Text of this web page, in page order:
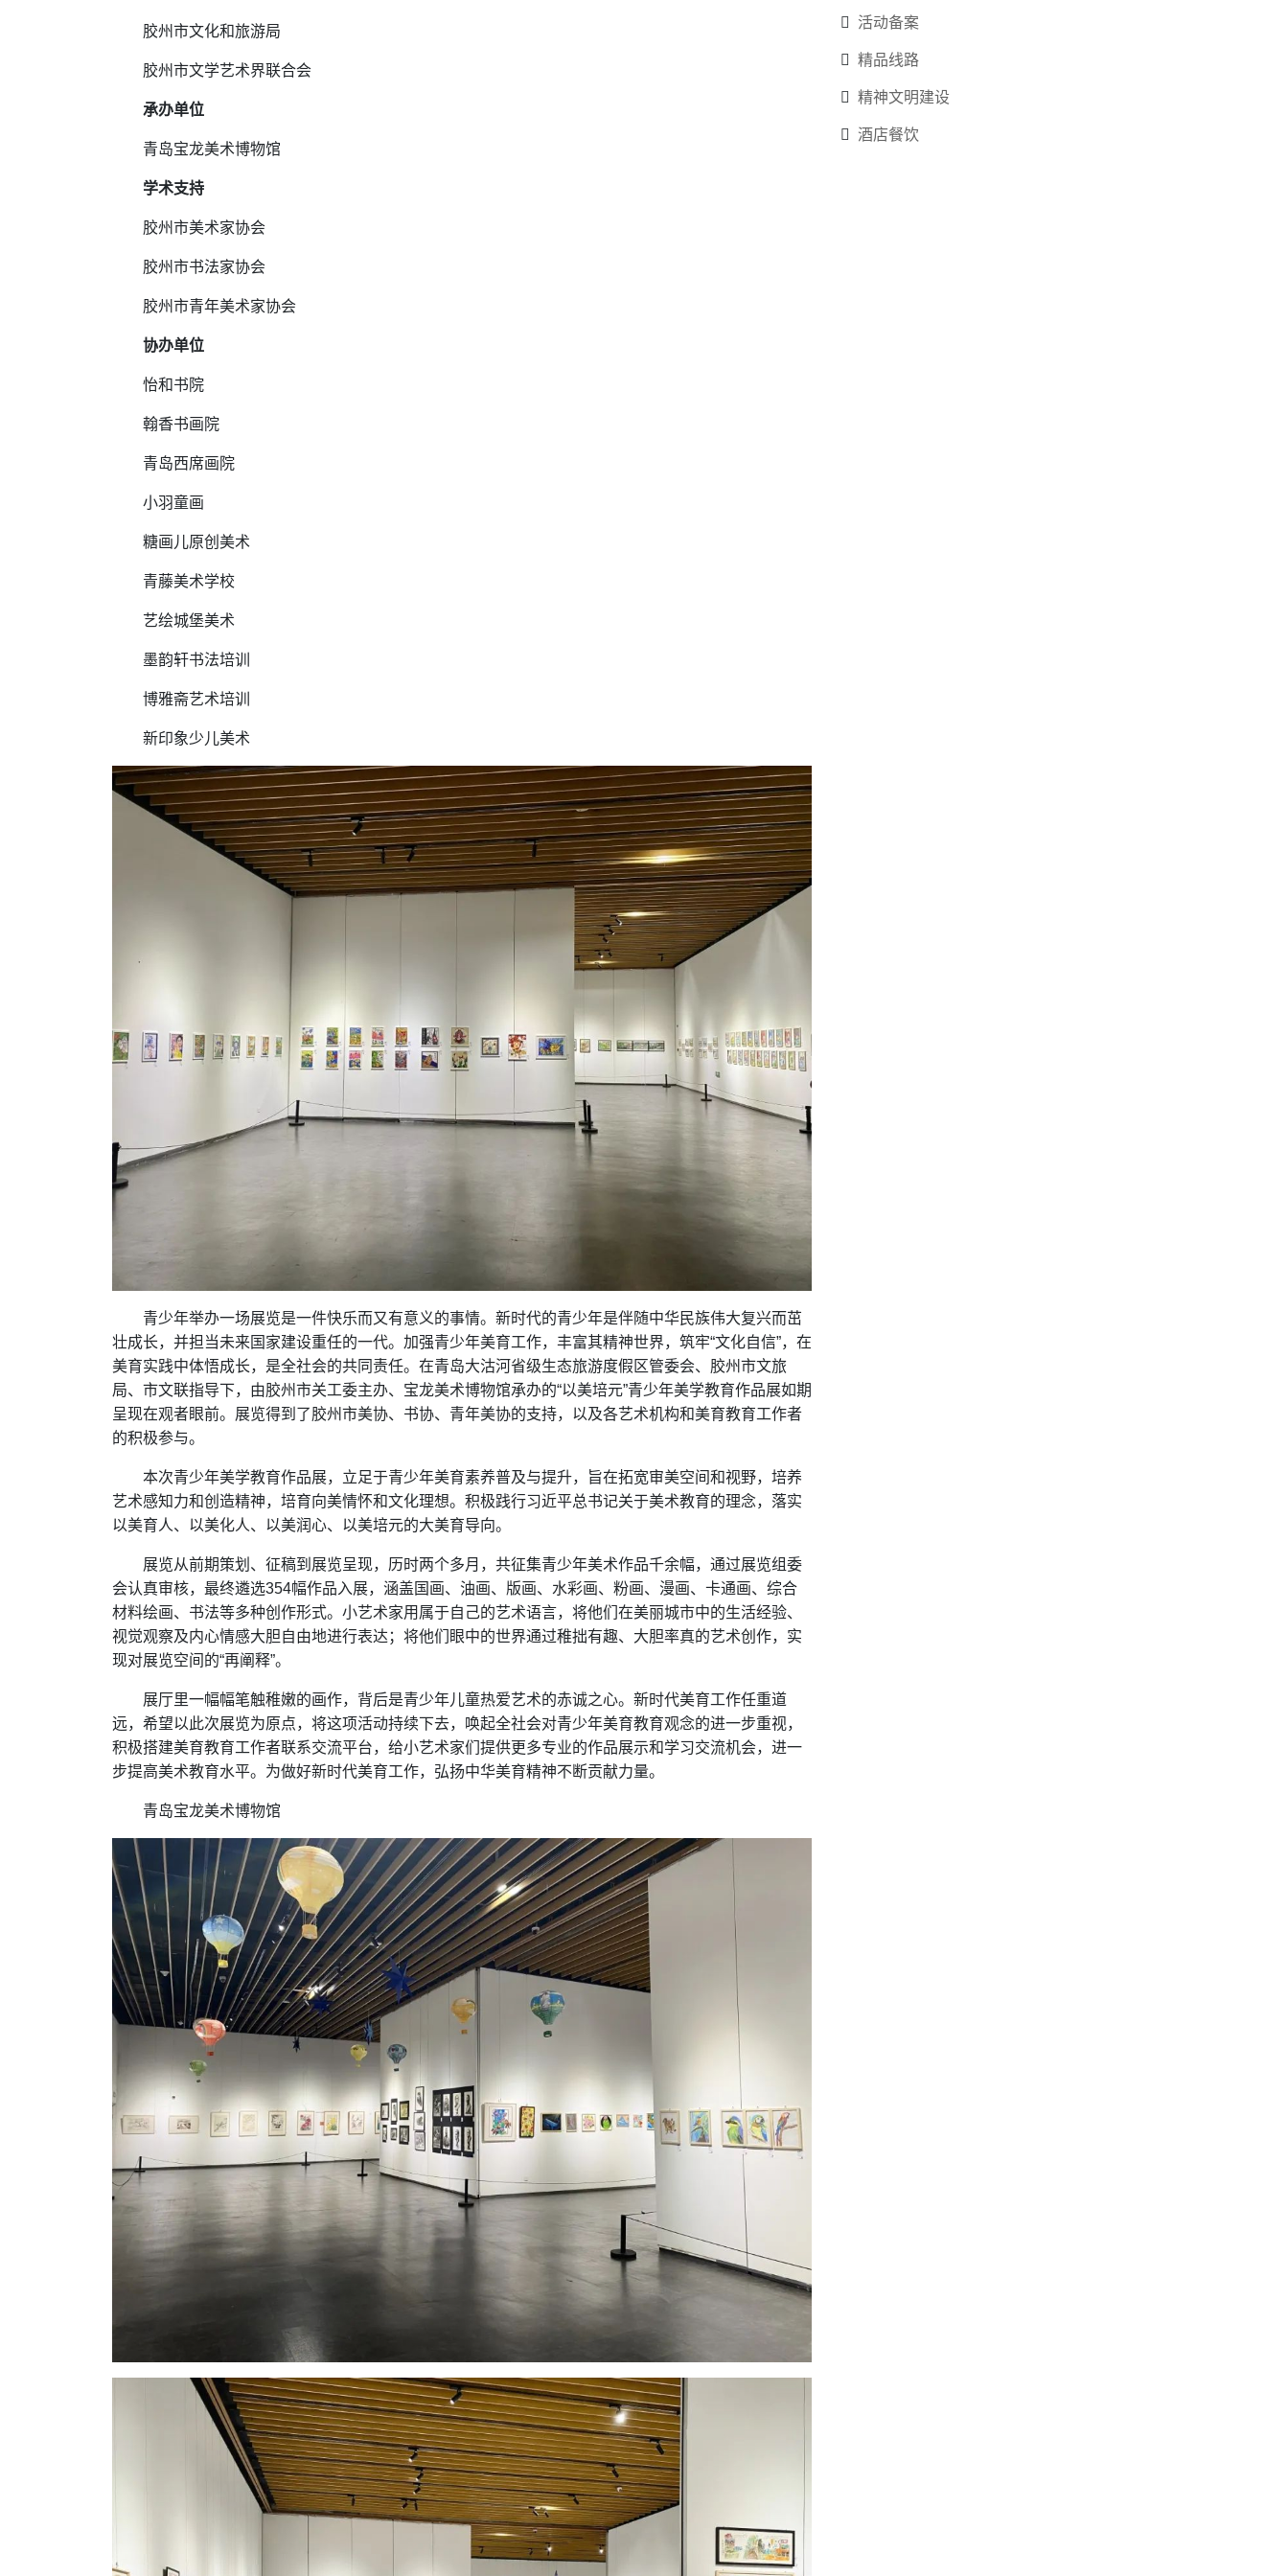
胶州市文化和旅游局
胶州市文学艺术界联合会
承办单位
青岛宝龙美术博物馆
学术支持
胶州市美术家协会
胶州市书法家协会
胶州市青年美术家协会
协办单位
怡和书院
翰香书画院
青岛西席画院
小羽童画
糖画儿原创美术
青藤美术学校
艺绘城堡美术
墨韵轩书法培训
博雅斋艺术培训
新印象少儿美术
青少年举办一场展览是一件快乐而又有意义的事情。新时代的青少年是伴随中华民族伟大复兴而茁
壮成长，并担当未来国家建设重任的一代。加强青少年美育工作，丰富其精神世界，筑牢“文化自信”，在
美育实践中体悟成长，是全社会的共同责任。在青岛大沽河省级生态旅游度假区管委会、胶州市文旅
局、市文联指导下，由胶州市关工委主办、宝龙美术博物馆承办的“以美培元”青少年美学教育作品展如期
呈现在观者眼前。展览得到了胶州市美协、书协、青年美协的支持，以及各艺术机构和美育教育工作者
的积极参与。
本次青少年美学教育作品展，立足于青少年美育素养普及与提升，旨在拓宽审美空间和视野，培养
艺术感知力和创造精神，培育向美情怀和文化理想。积极践行习近平总书记关于美术教育的理念，落实
以美育人、以美化人、以美润心、以美培元的大美育导向。
展览从前期策划、征稿到展览呈现，历时两个多月，共征集青少年美术作品千余幅，通过展览组委
会认真审核，最终遴选354幅作品入展，涵盖国画、油画、版画、水彩画、粉画、漫画、卡通画、综合
材料绘画、书法等多种创作形式。小艺术家用属于自己的艺术语言，将他们在美丽城市中的生活经验、
视觉观察及内心情感大胆自由地进行表达；将他们眼中的世界通过稚拙有趣、大胆率真的艺术创作，实
现对展览空间的“再阐释”。
展厅里一幅幅笔触稚嫩的画作，背后是青少年儿童热爱艺术的赤诚之心。新时代美育工作任重道
远，希望以此次展览为原点，将这项活动持续下去，唤起全社会对青少年美育教育观念的进一步重视，
积极搭建美育教育工作者联系交流平台，给小艺术家们提供更多专业的作品展示和学习交流机会，进一
步提高美术教育水平。为做好新时代美育工作，弘扬中华美育精神不断贡献力量。
青岛宝龙美术博物馆
活动备案
精品线路
精神文明建设
酒店餐饮